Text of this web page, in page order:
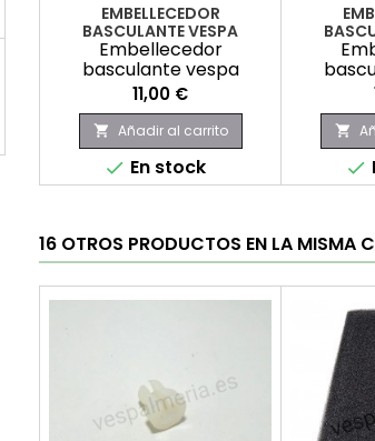
EMBELLECEDOR
BASCULANTE VESPA
Embellecedor
basculante vespa
Precio
11,00 €
 Añadir al carrito
 En stock


16 OTROS PRODUCTOS EN LA MISMA